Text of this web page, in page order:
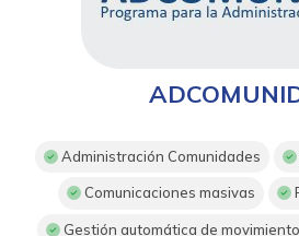
Administración Comunidades
Comunicaciones masivas
Gestión automática de